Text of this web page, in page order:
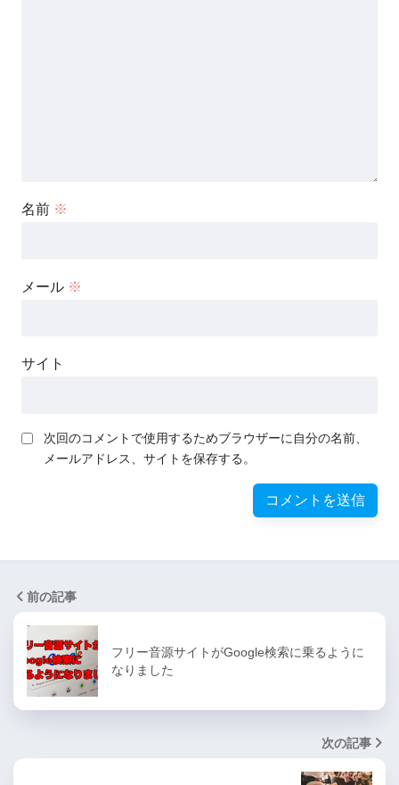
名前 ※
メール ※
サイト
次回のコメントで使用するためブラウザーに自分の名前、
メールアドレス、サイトを保存する。
前の記事
フリー音源サイトがGoogle検索に乗るように
なりました
次の記事